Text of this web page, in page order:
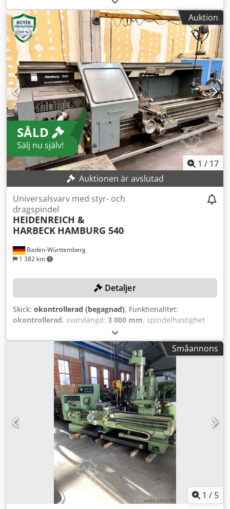
okänt. Svarven är fullt fungerande och har redan
uppgraderats med digital axelvisning. Vid frågor eller för
mer information är ni välkomna att kontakta oss via
meddelande eller telefon. Chjdpfxey Nd Hmj Afksa
Auktion
SÅLD
Sälj nu själv!
1 / 17
Auktionen är avslutad
Baden-Württemberg
1 382 km
Universalsvarv med styr- och
dragspindel
HEIDENREICH &
HARBECK HAMBURG 540
Detaljer
Skick: okontrollerad (begagnad), Funktionalitet:
okontrollerad, svarvlängd: 3 000 mm, spindelhastighet
, totalvikt:
diameter:310 mm, Ingen reservationspris – garanterad
försäljning till högsta bud! Budgivning är bindande för
avhämtning antingen mellan 2026-05-11 och 2026-05-13
eller mellan 2026-05-18 och 2026-05-21! TEKNISKA
DETALJER Svarvlängd: 3 000 mm Spetshöjd över bädd: 300
mm Chedpfx Afeym Dcuokea Svarvdiameter över bädd: 600
mm Spetshöjd över support: 200 mm Svarvdiameter över
support: 400 mm Spindelvarvtal: 9 till 1 800 varv/min
Spindelgenomgång: 110 mm Diameter 3-backschuck: 310
mm Lunettdiameter: 200 mm MASKINDETALJER Mått & Vikt
Mått (L x B x H): 6 000 x 1 400 x 2 000 mm Vikt: 8 000 kg
UTRUSTNING Dubbdocka Multifix verktygshållare 3-
backschuck Tvåaxlig digital avläsning (SONY) Lunett Extern
referens: Pieper - Lot 57
Småannons
1 / 5